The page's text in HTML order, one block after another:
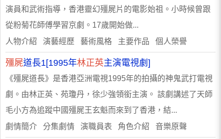
演員和武術指導，香港靈幻殭屍片的電影始祖。小時候曾跟
從粉菊花師傅學習京劇。17歲開始做...
人物介紹 演藝經歷 藝術風格 主要作品 個人榮譽
殭屍道長1[1995年林正英主演電視劇]
《殭屍道長》是香港亞洲電視1995年的拍攝的神鬼武打電視
劇。由林正英、苑瓊丹，徐少強領銜主演。 該劇講述了天師
毛小方為追蹤中國殭屍王玄魁而來到了香港，結...
劇情簡介 分集劇情 演職員表 角色介紹 音樂原聲